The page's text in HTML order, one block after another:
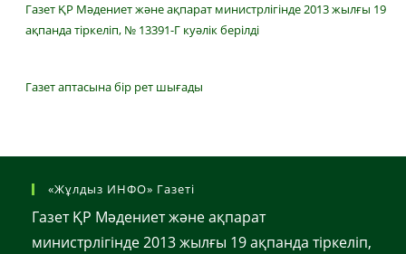
Газет ҚР Мәдениет және ақпарат министрлігінде 2013 жылғы 19
ақпанда тіркеліп, № 13391-Г куәлік берілді
Газет аптасына бір рет шығады
«Жұлдыз ИНФО» Газеті
Газет ҚР Мәдениет және ақпарат
министрлігінде 2013 жылғы 19 ақпанда тіркеліп,